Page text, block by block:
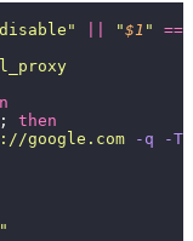
" "$1 "
==
then
google.com -q -T
"